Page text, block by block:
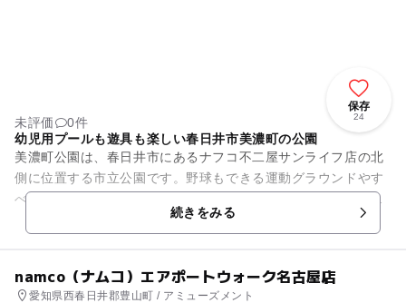
保存
24
未評価
0件
幼児用プールも遊具も楽しい春日井市美濃町の公園
美濃町公園は、春日井市にあるナフコ不二屋サンライフ店の北
側に位置する市立公園です。野球もできる運動グラウンドやす
べり台・ブランコ・砂場などが、広い敷地にゆったりと配置さ
れています。周囲に植えられ...続きをみる
namco（ナムコ）エアポートウォーク名古屋店
愛知県西春日井郡豊山町 / アミューズメント